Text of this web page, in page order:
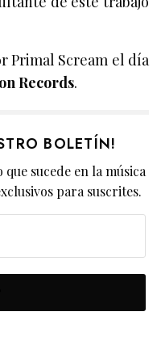
Primal Scream el día
Records.
BOLETÍN!
sucede en la música
para suscrites.